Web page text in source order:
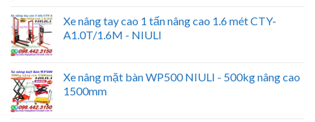
Xe nâng tay cao 1 tấn nâng cao 1.6 mét CTY-
A1.0T/1.6M - NIULI
Xe nâng mặt bàn WP500 NIULI - 500kg nâng cao
1500mm